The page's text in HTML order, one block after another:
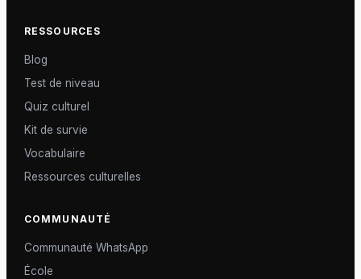
RESSOURCES
Blog
Test de niveau
Quiz culturel
Kit de survie
Vocabulaire
Ressources culturelles
COMMUNAUTÉ
Communauté WhatsApp
École